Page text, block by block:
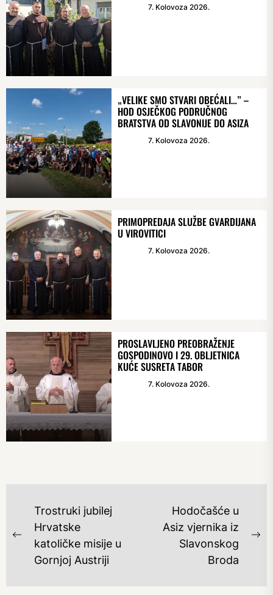
7. Kolovoza 2026.
„VELIKE SMO STVARI OBEĆALI…” –
HOD OSJEČKOG PODRUČNOG
BRATSTVA OD SLAVONIJE DO ASIZA
7. Kolovoza 2026.
PRIMOPREDAJA SLUŽBE GVARDIJANA
U VIROVITICI
7. Kolovoza 2026.
PROSLAVLJENO PREOBRAŽENJE
GOSPODINOVO I 29. OBLJETNICA
KUĆE SUSRETA TABOR
7. Kolovoza 2026.
NAVIGACIJA
OBJAVA
Previous
post:
Trostruki jubilej
Hrvatske
katoličke misije u
Gornjoj Austriji
Hodočašće u
Asiz vjernika iz
Slavonskog
Broda